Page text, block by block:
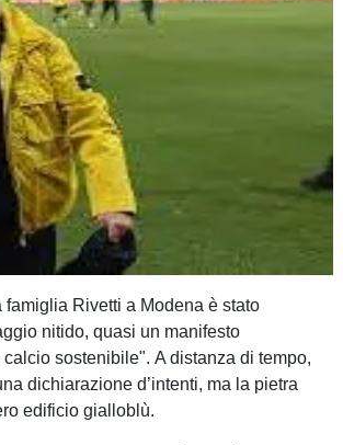
famiglia Rivetti a Modena è stato
nitido, quasi un manifesto
sostenibile". A distanza di tempo,
dichiarazione d’intenti, ma la pietra
edificio gialloblù.